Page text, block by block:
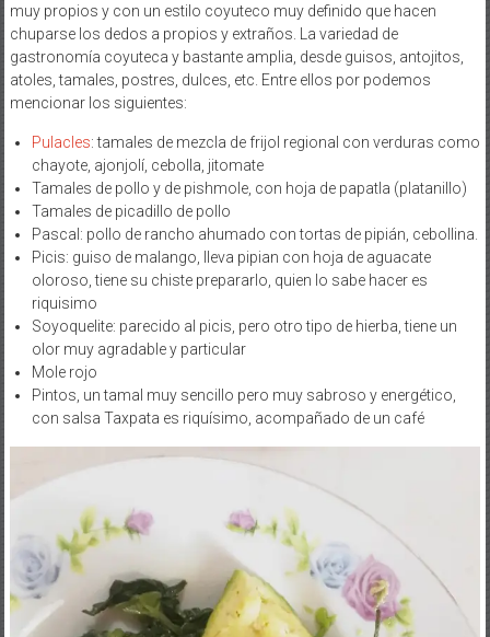
chuparse los dedos a propios y extraños. La variedad de
gastronomía coyuteca y bastante amplia, desde guisos, antojitos,
atoles, tamales, postres, dulces, etc. Entre ellos por podemos
mencionar los siguientes:
chayote, ajonjolí, cebolla, jitomate
Tamales de pollo y de pishmole, con hoja de papatla (platanillo)
Tamales de picadillo de pollo
Pascal: pollo de rancho ahumado con tortas de pipián, cebollina.
Picis: guiso de malango, lleva pipian con hoja de aguacate
oloroso, tiene su chiste prepararlo, quien lo sabe hacer es
riquisimo
Soyoquelite: parecido al picis, pero otro tipo de hierba, tiene un
olor muy agradable y particular
Mole rojo
Pintos, un tamal muy sencillo pero muy sabroso y energético,
con salsa Taxpata es riquísimo, acompañado de un café